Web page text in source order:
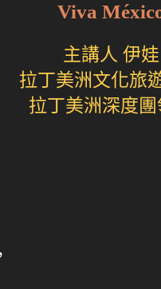
Viva
主講人 伊娃
拉丁美洲文化旅
拉丁美洲深度團